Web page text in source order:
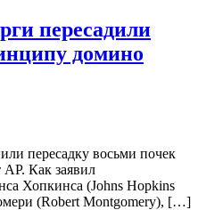
пересадили
домино
пересадку восьми почек
Как заявил
Хопкинса (Johns Hopkins
(Robert Montgomery), […]